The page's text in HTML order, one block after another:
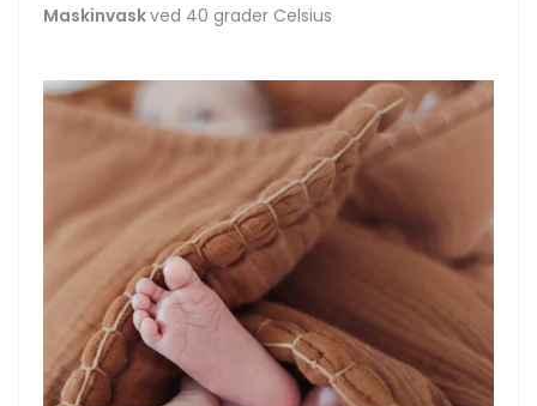
Maskinvaskved 40 grader Celsius